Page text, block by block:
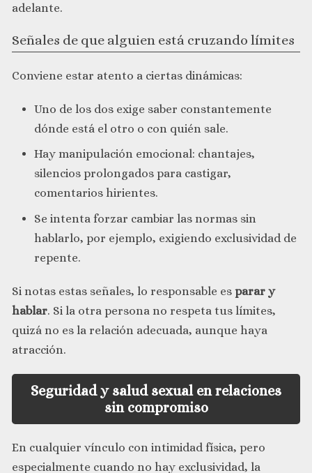
adelante.
Señales de que alguien está cruzando límites
Conviene estar atento a ciertas dinámicas:
Uno de los dos exige saber constantemente
dónde está el otro o con quién sale.
Hay manipulación emocional: chantajes,
silencios prolongados para castigar,
comentarios hirientes.
Se intenta forzar cambiar las normas sin
hablarlo, por ejemplo, exigiendo exclusividad de
repente.
Si notas estas señales, lo responsable es parar y
hablar. Si la otra persona no respeta tus límites,
quizá no es la relación adecuada, aunque haya
atracción.
Seguridad y salud sexual en relaciones
sin compromiso
En cualquier vínculo con intimidad física, pero
especialmente cuando no hay exclusividad, la